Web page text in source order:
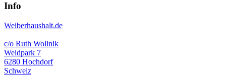
Info
Weiberhaushalt.de
c/o Ruth Wollnik
Weidpark 7
6280 Hochdorf
Schweiz